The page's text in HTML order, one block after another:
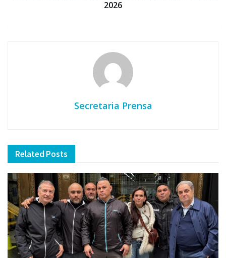
2026
Secretaria Prensa
Related Posts